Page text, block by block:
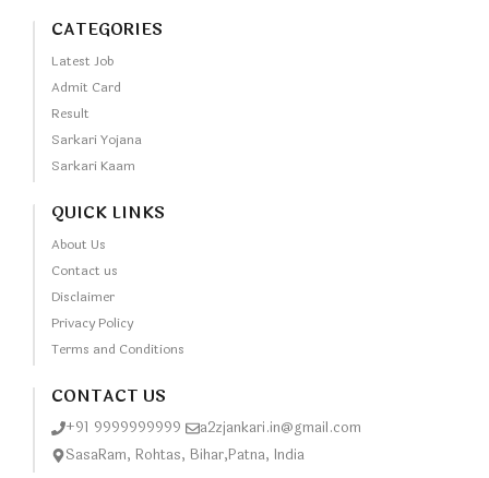
CATEGORIES
Latest Job
Admit Card
Result
Sarkari Yojana
Sarkari Kaam
QUICK LINKS
About Us
Contact us
Disclaimer
Privacy Policy
Terms and Conditions
CONTACT US
+91 9999999999
a2zjankari.in@gmail.com
SasaRam, Rohtas, Bihar,Patna, India